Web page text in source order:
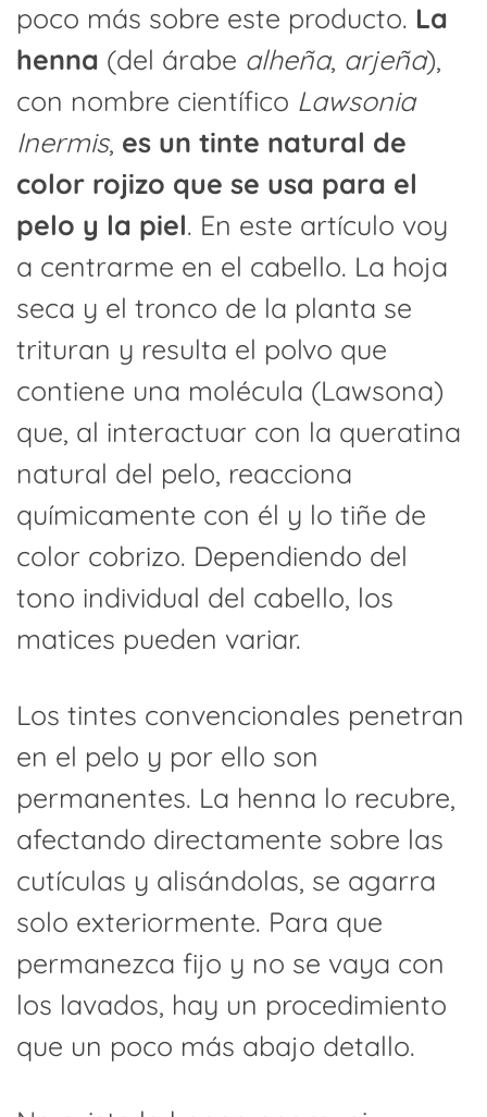
poco más sobre este producto. La
henna (del árabe alheña, arjeña),
con nombre científico Lawsonia
Inermis, es un tinte natural de
color rojizo que se usa para el
pelo y la piel. En este artículo voy
a centrarme en el cabello. La hoja
seca y el tronco de la planta se
trituran y resulta el polvo que
contiene una molécula (Lawsona)
que, al interactuar con la queratina
natural del pelo, reacciona
químicamente con él y lo tiñe de
color cobrizo. Dependiendo del
tono individual del cabello, los
matices pueden variar.
Los tintes convencionales penetran
en el pelo y por ello son
permanentes. La henna lo recubre,
afectando directamente sobre las
cutículas y alisándolas, se agarra
solo exteriormente. Para que
permanezca fijo y no se vaya con
los lavados, hay un procedimiento
que un poco más abajo detallo.